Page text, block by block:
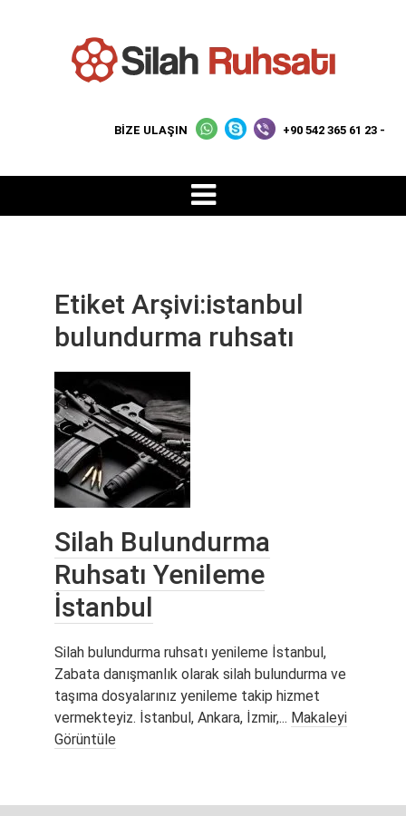
BİZE ULAŞIN +90 542 365 61 23 -
Etiket Arşivi:istanbul
bulundurma ruhsatı
Silah Bulundurma
Ruhsatı Yenileme
İstanbul
Silah bulundurma ruhsatı yenileme İstanbul,
Zabata danışmanlık olarak silah bulundurma ve
taşıma dosyalarınız yenileme takip hizmet
vermekteyiz. İstanbul, Ankara, İzmir,... Makaleyi
Görüntüle